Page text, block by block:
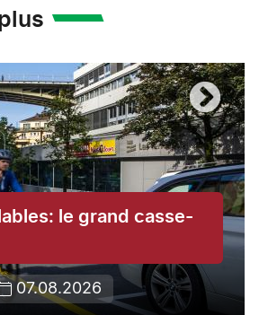
le grand casse-
07.08.2026